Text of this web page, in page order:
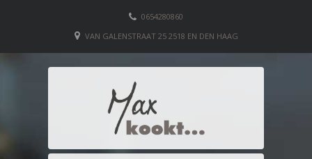
0654280860
VAN GALENSTRAAT 25 2518 EN DEN HAAG